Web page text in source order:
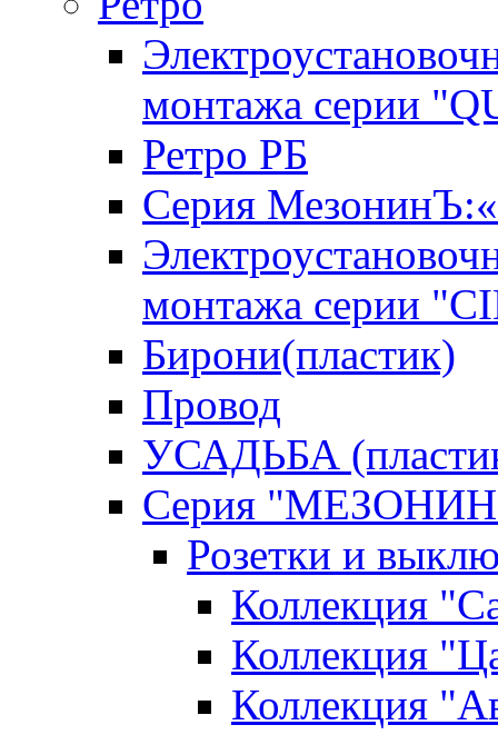
монтажа серии
Ретро РБ
Серия
монтажа серии
Бирони(пластик)
Провод
УСАДЬБА
Серия
Розетки и
Коллекция
Коллекция
Коллекция